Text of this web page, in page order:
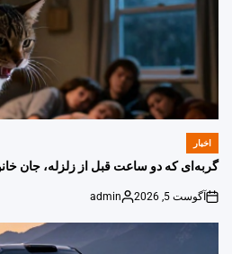
POSTED
IN
اخبار
گربه‌ای که دو ساعت قبل از زلزله، جان
on
آگوست 5, 2026
Posted
admin